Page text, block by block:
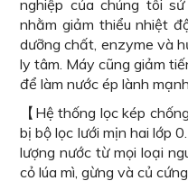
nghiệp của chúng tôi
nhằm giảm thiểu nhiệt
dưỡng chất, enzyme và
ly tâm. Máy cũng giảm
để làm nước ép lành
【Hệ thống lọc kép
bị bộ lọc lưới mịn hai lớp
lượng nước từ mọi loại
cỏ lúa mì, gừng và củ